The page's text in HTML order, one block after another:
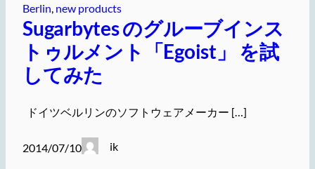
Berlin new products
Sugarbytes のグルーブインス
トゥルメント「Egoist」 を試
してみた
ドイツベルリンのソフトウェアメーカー […]
2014/07/10 ik